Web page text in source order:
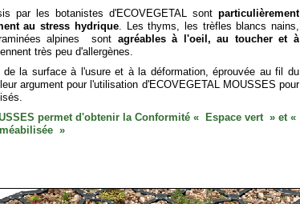
par les botanistes d'ECOVEGETAL sont particulièrement
au stress hydrique. Les thyms, les trèfles blancs nains,
alpines sont agréables à l'oeil, au toucher et à
très peu d'allergènes.
de la surface à l'usure et à la déformation, éprouvée au fil du
argument pour l'utilisation d'ECOVEGETAL MOUSSES pour
permet d'obtenir la Conformité « Espace vert » et «
»